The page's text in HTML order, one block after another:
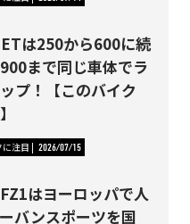
は250から600に続
まで同じ車体でラ
プ！【このバイク
に注目 2026/07/15
はヨーロッパで人
バンスポーツを国